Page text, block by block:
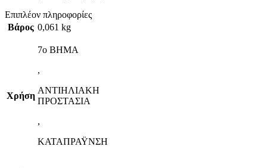
Επιπλέον πληροφορίες
Βάρος 0,061 kg
Χρήση
7ο ΒΗΜΑ
,
ΑΝΤΙΗΛΙΑΚΗ
ΠΡΟΣΤΑΣΙΑ
,
ΚΑΤΑΠΡΑΫΝΣΗ